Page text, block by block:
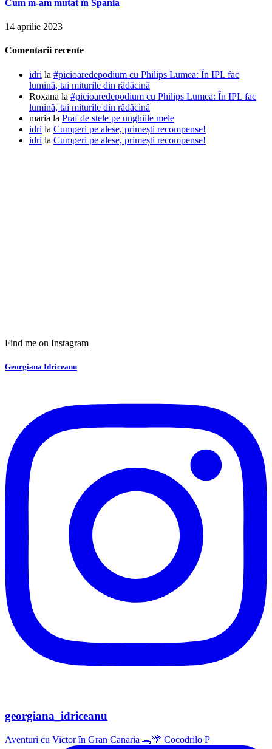
Cum m-am mutat în Spania
14 aprilie 2023
Comentarii recente
idri la #picioaredepodium cu Philips Lumea: În IPL fac
lumină, tai miturile din rădăcină
Roxana la #picioaredepodium cu Philips Lumea: În IPL fac
lumină, tai miturile din rădăcină
maria la Praf de stele pe unghiile mele
idri la Cumperi pe alese, primești recompense!
idri la Cumperi pe alese, primești recompense!
Find me on Instagram
Georgiana Idriceanu
georgiana_idriceanu
Aventuri cu Victor în Gran Canaria 🐊🌴 Cocodrilo P